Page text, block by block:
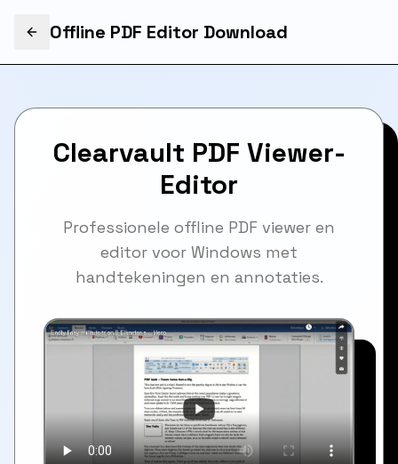
Offline PDF Editor Download
Clearvault PDF Viewer-
Editor
Professionele offline PDF viewer en
editor voor Windows met
handtekeningen en annotaties.